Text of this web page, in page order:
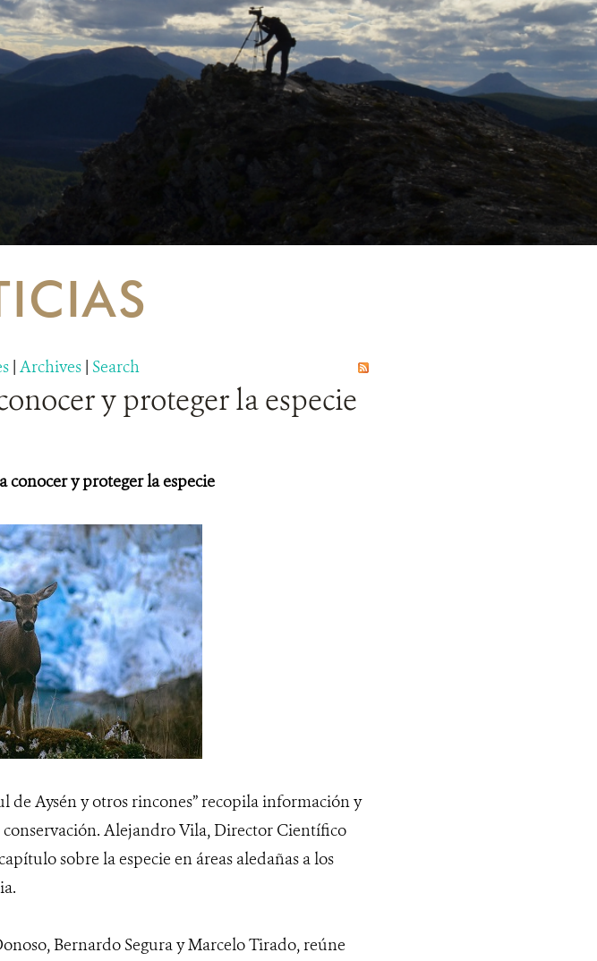
| Archives | Search
y proteger la especie
y proteger la especie
Aysén y otros rincones” recopila información y
Alejandro Vila, Director Científico
sobre la especie en áreas aledañas a los
Bernardo Segura y Marcelo Tirado, reúne